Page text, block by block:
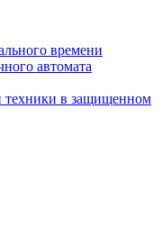
времени
автомата
техники в защищенном